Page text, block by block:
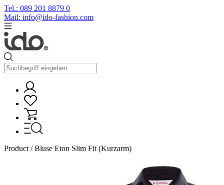
Tel.: 089 201 8879 0
Mail: info@ido-fashion.com
Product / Bluse Eton Slim Fit (Kurzarm)